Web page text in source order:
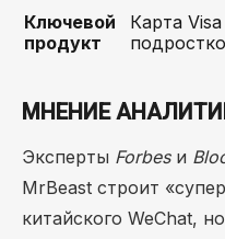
Ключевой
продукт
Карта
МНЕНИЕ
Эксперты Forbesи
MrBeast строит
китайского WeChat,